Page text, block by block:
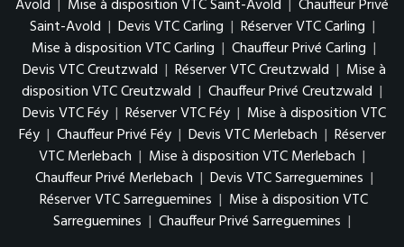
Avold | Mise à disposition VTC Saint-Avold | Chauffeur Privé
Saint-Avold | Devis VTC Carling | Réserver VTC Carling |
Mise à disposition VTC Carling | Chauffeur Privé Carling |
Devis VTC Creutzwald | Réserver VTC Creutzwald | Mise à
disposition VTC Creutzwald | Chauffeur Privé Creutzwald |
Devis VTC Féy | Réserver VTC Féy | Mise à disposition VTC
Féy | Chauffeur Privé Féy | Devis VTC Merlebach | Réserver
VTC Merlebach | Mise à disposition VTC Merlebach |
Chauffeur Privé Merlebach | Devis VTC Sarreguemines |
Réserver VTC Sarreguemines | Mise à disposition VTC
Sarreguemines | Chauffeur Privé Sarreguemines |